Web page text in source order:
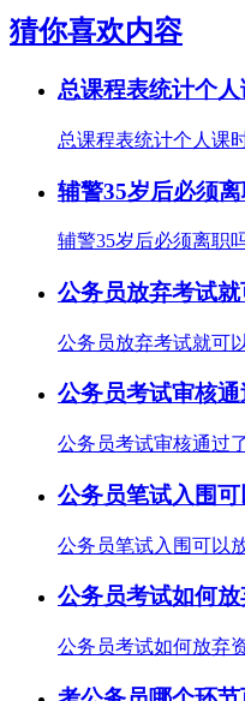
猜你喜欢内容
总课程表统计个
总课程表统计个人课
辅警35岁后必须
辅警35岁后必须离职
公务员放弃考试
公务员放弃考试就可
公务员考试审核
公务员考试审核通过
公务员笔试入围
公务员笔试入围可以
公务员考试如何
公务员考试如何放弃